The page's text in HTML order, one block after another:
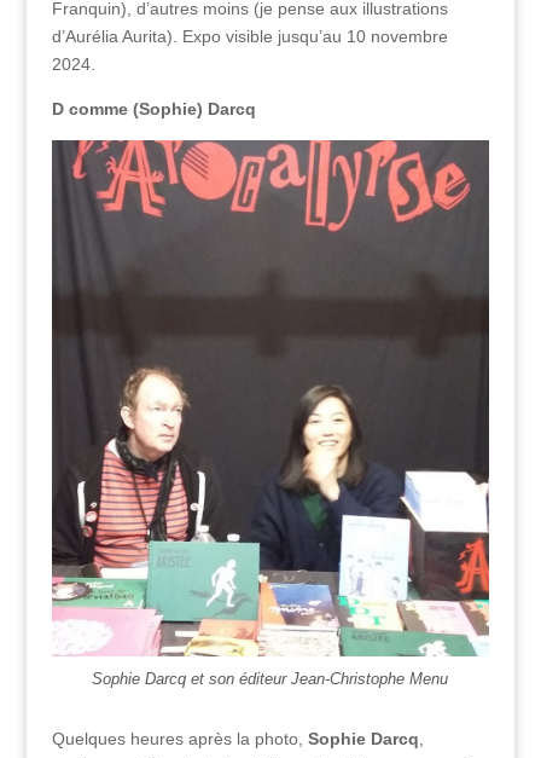
Franquin), d’autres moins (je pense aux illustrations
d’Aurélia Aurita). Expo visible jusqu’au 10 novembre
2024.
D comme (Sophie) Darcq
Sophie Darcq et son éditeur Jean-Christophe Menu
Quelques heures après la photo, Sophie Darcq